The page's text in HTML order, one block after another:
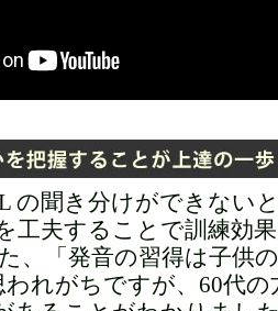
の聞き分けができない
工夫することで訓練効
、「発音の習得は子供
われがちですが、60代の